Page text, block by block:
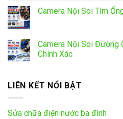
Camera Nội Soi Tìm
Camera Nội Soi Đường
Chính Xác
LIÊN KẾT NỔI BẬT
Sửa chữa điện nước ba đình